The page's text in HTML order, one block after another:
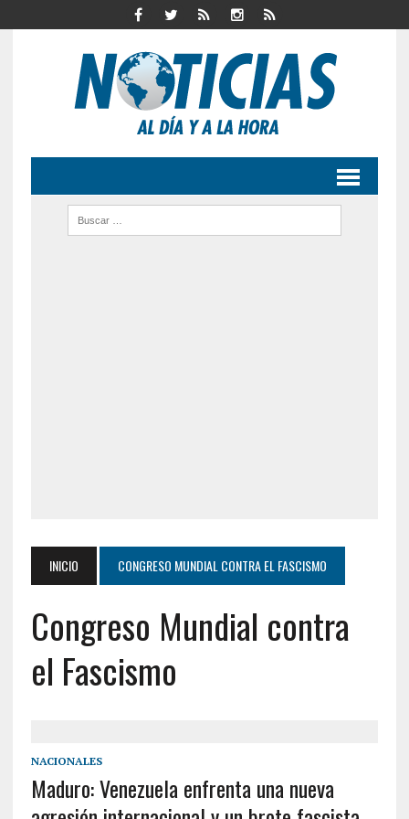
INICIO CONGRESO MUNDIAL CONTRA EL FASCISMO
Congreso Mundial contra
el Fascismo
NACIONALES
Maduro: Venezuela enfrenta una nueva